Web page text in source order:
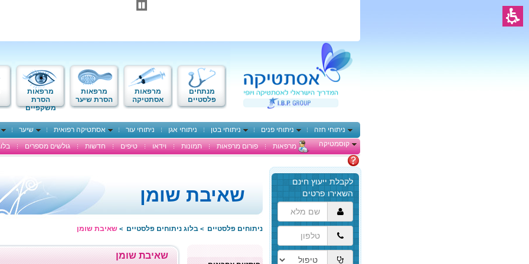
מנתחים
פלסטיים
מרפאות
אסתטיקה
מרפאות
הסרת שיער
מרפאות
הסרת
משקפיים
ניתוחי חזה ניתוחי פנים ניתוחי בטן ניתוחי אגן ניתוחי עור אסתטיקה רפואית שיער
קוסמטיקה
מרפאות פורום מרפאות תמונות וידאו טיפים חדשות גולשים מספרים
הגעת
לתוכן
המרכזי,
באפשרותך
ללחוץ
אנטר
כדי
לדלג
לאזור
שאיבת שומן
ניתוחים פלסטיים > בלוג ניתוחים פלסטיים > שאיבת שומן
שאיבת שומן